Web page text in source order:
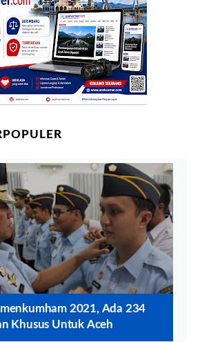
2021, Ada 234
Khusus Untuk Aceh